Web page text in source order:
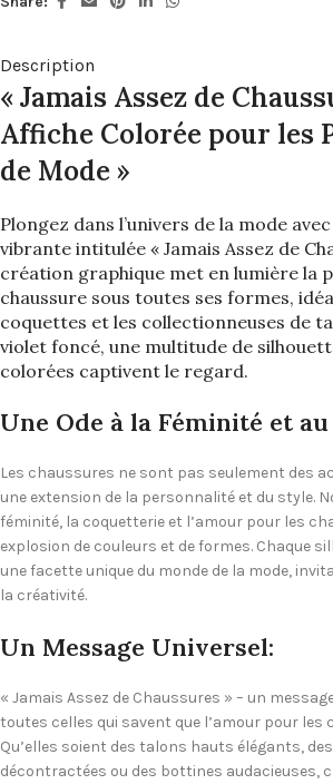
Description
« Jamais Assez de
Affiche Colorée pour les
de Mode »
Plongez dans l’univers de la mode
vibrante intitulée « Jamais Assez de
création graphique met en lumière la
chaussure sous toutes ses formes,
coquettes et les collectionneuses de
violet foncé, une multitude de
colorées captivent le regard.
Une Ode à la Féminité et
Les chaussures ne sont pas seulement des
une extension de la personnalité et du style.
féminité, la coquetterie et l’amour pour les
explosion de couleurs et de formes. Chaque
une facette unique du monde de la mode,
la créativité.
Un Message Universel:
« Jamais Assez de Chaussures » – un
toutes celles qui savent que l’amour pour les
Qu’elles soient des talons hauts élégants,
décontractées ou des bottines audacieuses,